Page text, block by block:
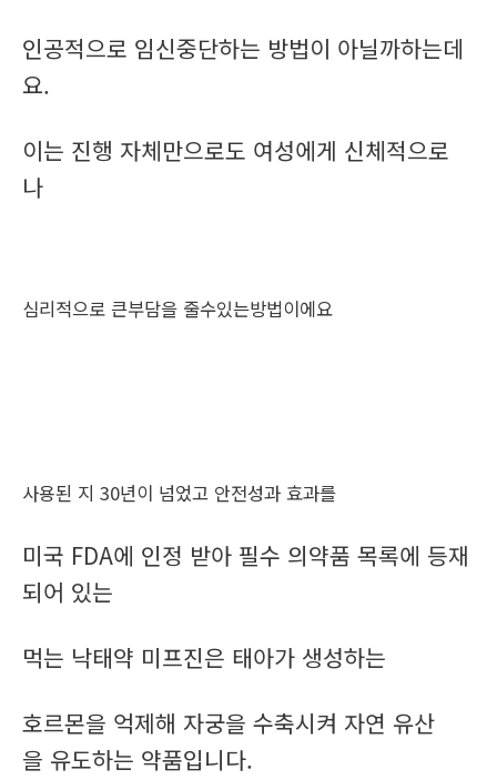
인공적으로 임신중단하는 방법이 아닐까하는데
요.
이는 진행 자체만으로도 여성에게 신체적으로
나
심리적으로 큰부담을 줄수있는방법이에요
사용된 지 30년이 넘었고 안전성과 효과를
미국 FDA에 인정 받아 필수 의약품 목록에 등재
되어 있는
먹는 낙태약 미프진은 태아가 생성하는
호르몬을 억제해 자궁을 수축시켜 자연 유산
을 유도하는 약품입니다.